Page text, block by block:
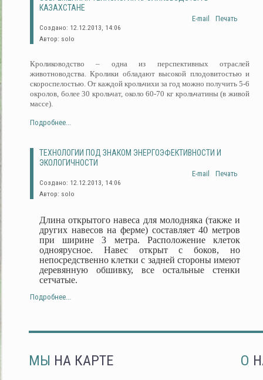
КАЗАХСТАНЕ
Печать
E-mail
Создано: 12.12.2013, 14:06
Автор: solo
Кролиководство – одна из перспективных отраслей
животноводства. Кролики обладают высокой плодовитостью и
скороспелостью. От каждой крольчихи за год можно получить 5-6
окролов, более 30 крольчат, около 60-70 кг крольчатины (в живой
массе).
Подробнее...
ТЕХНОЛОГИИ ПОД ЗНАКОМ ЭНЕРГОЭФЕКТИВНОСТИ И
ЭКОЛОГИЧНОСТИ
Печать
E-mail
Создано: 12.12.2013, 14:06
Автор: solo
Длина открытого навеса для молодняка (также и
других навесов на ферме) составляет 40 метров
при ширине 3 метра. Расположение клеток
одноярусное. Навес открыт с боков, но
непосредственно клетки с задней стороны имеют
деревянную обшивку, все остальные стенки
сетчатые.
Подробнее...
МЫ НА КАРТЕ О